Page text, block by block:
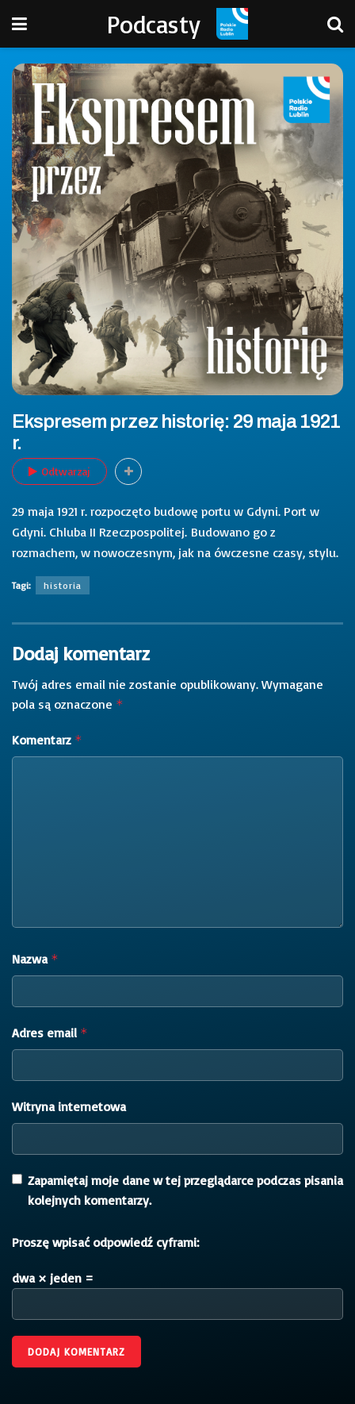
Podcasty
Ekspresem przez historię: 29 maja 1921
r.
Odtwarzaj
29 maja 1921 r. rozpoczęto budowę portu w Gdyni. Port w
Gdyni. Chluba II Rzeczpospolitej. Budowano go z
rozmachem, w nowoczesnym, jak na ówczesne czasy, stylu.
Tagi: historia
Dodaj komentarz
Twój adres email nie zostanie opublikowany. Wymagane
pola są oznaczone *
Komentarz *
Nazwa *
Adres email *
Witryna internetowa
Zapamiętaj moje dane w tej przeglądarce podczas pisania
kolejnych komentarzy.
Proszę wpisać odpowiedź cyframi:
dwa × jeden =